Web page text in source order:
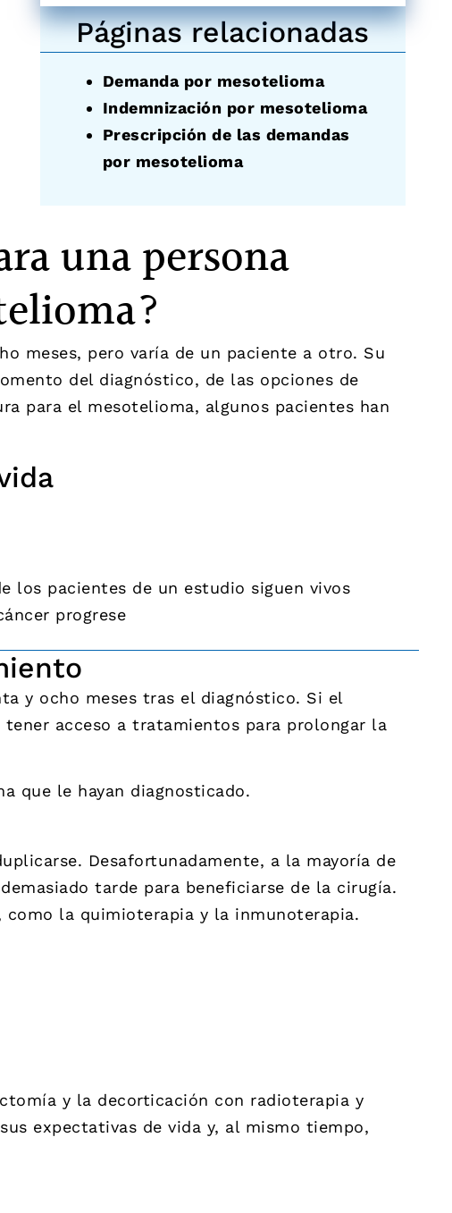
Páginas relacionadas
Demanda por mesotelioma
Indemnización por mesotelioma
Prescripción de las demandas
por mesotelioma
una persona
meses, pero varía de un paciente a otro. Su
del diagnóstico, de las opciones de
para el mesotelioma, algunos pacientes han
los pacientes de un estudio siguen vivos
progrese
y ocho meses tras el diagnóstico. Si el
acceso a tratamientos para prolongar la
que le hayan diagnosticado.
Desafortunadamente, a la mayoría de
tarde para beneficiarse de la cirugía.
como la quimioterapia y la inmunoterapia.
y la decorticación con radioterapia y
expectativas de vida y, al mismo tiempo,